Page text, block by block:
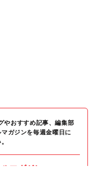
やおすすめ記事、編集部
ガジンを毎週金曜日に
マガジン